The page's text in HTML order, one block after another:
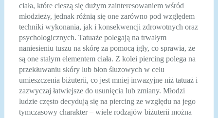
ciała, które cieszą się dużym zainteresowaniem wśród
młodzieży, jednak różnią się one zarówno pod względem
techniki wykonania, jak i konsekwencji zdrowotnych oraz
psychologicznych. Tatuaże polegają na trwałym
naniesieniu tuszu na skórę za pomocą igły, co sprawia, że
są one stałym elementem ciała. Z kolei piercing polega na
przekłuwaniu skóry lub błon śluzowych w celu
umieszczenia biżuterii, co jest mniej inwazyjne niż tatuaż i
zazwyczaj łatwiejsze do usunięcia lub zmiany. Młodzi
ludzie często decydują się na piercing ze względu na jego
tymczasowy charakter – wiele rodzajów biżuterii można